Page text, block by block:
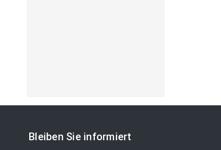
Bleiben Sie informiert